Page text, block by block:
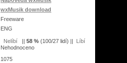
wxMusik download
Freeware
ENG
|| 58 % (100/27 lidí) ||
Nehodnoceno
1075